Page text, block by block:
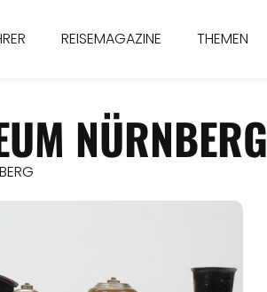
REISEMAGAZINE THEMEN
NÜRNBERG